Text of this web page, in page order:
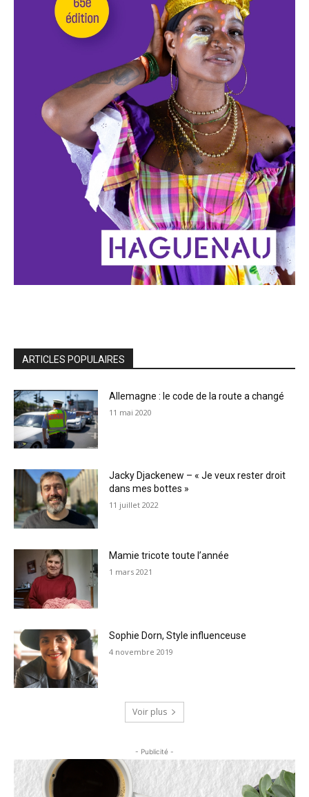
ARTICLES POPULAIRES
Allemagne : le code de la route a changé
11 mai 2020
Jacky Djackenew – « Je veux rester droit
dans mes bottes »
11 juillet 2022
Mamie tricote toute l’année
1 mars 2021
Sophie Dorn, Style influenceuse
4 novembre 2019
Voir plus
- Publicité -